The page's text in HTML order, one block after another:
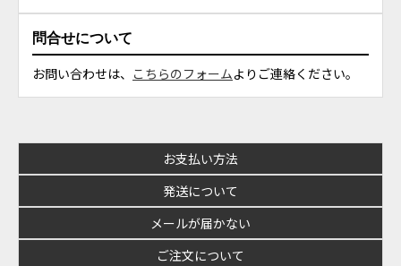
問合せについて
お問い合わせは、 こちらのフォームよりご連絡ください。
お支払い方法
発送について
メールが届かない
ご注文について